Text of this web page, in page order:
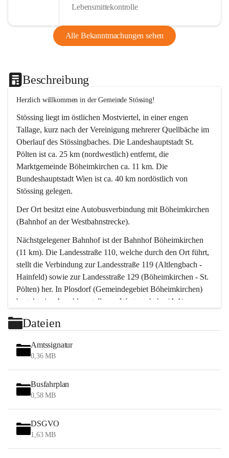
Lebensmittekontrolle
Alle Bekanntmachungen sehen
Beschreibung
Herzlich willkommen in der Gemeinde Stössing!
Stössing liegt im östlichen Mostviertel, in einer engen
Tallage, kurz nach der Vereinigung mehrerer Quellbäche im
Oberlauf des Stössingbaches. Die Landeshauptstadt St.
Pölten ist ca. 25 km (nordwestlich) entfernt, die
Marktgemeinde Böheimkirchen ca. 11 km. Die
Bundeshauptstadt Wien ist ca. 40 km nordöstlich von
Stössing gelegen.
Der Ort besitzt eine Autobusverbindung mit Böheimkirchen
(Bahnhof an der Westbahnstrecke).
Nächstgelegener Bahnhof ist der Bahnhof Böheimkirchen
(11 km). Die Landesstraße 110, welche durch den Ort führt,
stellt die Verbindung zur Landesstraße 119 (Altlengbach -
Hainfeld) sowie zur Landesstraße 129 (Böheimkirchen - St.
Pölten) her. In Plosdorf (Gemeindegebiet Böheimkirchen)
besteht eine Anschlussstelle zur Westautobahn (A 1).
Wien erreicht man in ca. 45 Minuten.
Stössing zählt noch zum Naherholungsraum Wien sowie
zum Naherholungsraum St. Pölten. Viele Bauernhöfe hatten
„ihre Wiener“. Seit 1960 bauten viele Wiener
Wochenendhäuser im Gemeindegebiet. Wegen des
waldreichen Jagdgebietes haben viele Jagdpächter ihre
Das Wandern ist aus touristischer Sicht die bedeutendste
Tätigkeit. Das hügelige Gebiet mit Wanderwegen durch
Wiesen, Wälder und Obstkulturen lädt dazu ein. Gefördert
Dateien
Amtssignatur
0,36 MB
Busfahrplan
0,58 MB
DSGVO
1,63 MB